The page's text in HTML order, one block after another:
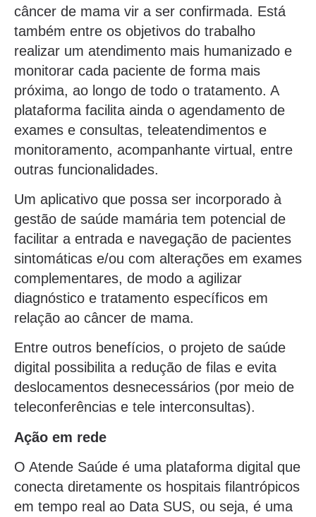
câncer de mama vir a ser confirmada. Está
também entre os objetivos do trabalho
realizar um atendimento mais humanizado e
monitorar cada paciente de forma mais
próxima, ao longo de todo o tratamento. A
plataforma facilita ainda o agendamento de
exames e consultas, teleatendimentos e
monitoramento, acompanhante virtual, entre
outras funcionalidades.
Um aplicativo que possa ser incorporado à
gestão de saúde mamária tem potencial de
facilitar a entrada e navegação de pacientes
sintomáticas e/ou com alterações em exames
complementares, de modo a agilizar
diagnóstico e tratamento específicos em
relação ao câncer de mama.
Entre outros benefícios, o projeto de saúde
digital possibilita a redução de filas e evita
deslocamentos desnecessários (por meio de
teleconferências e tele interconsultas).
Ação em rede
O Atende Saúde é uma plataforma digital que
conecta diretamente os hospitais filantrópicos
em tempo real ao Data SUS, ou seja, é uma